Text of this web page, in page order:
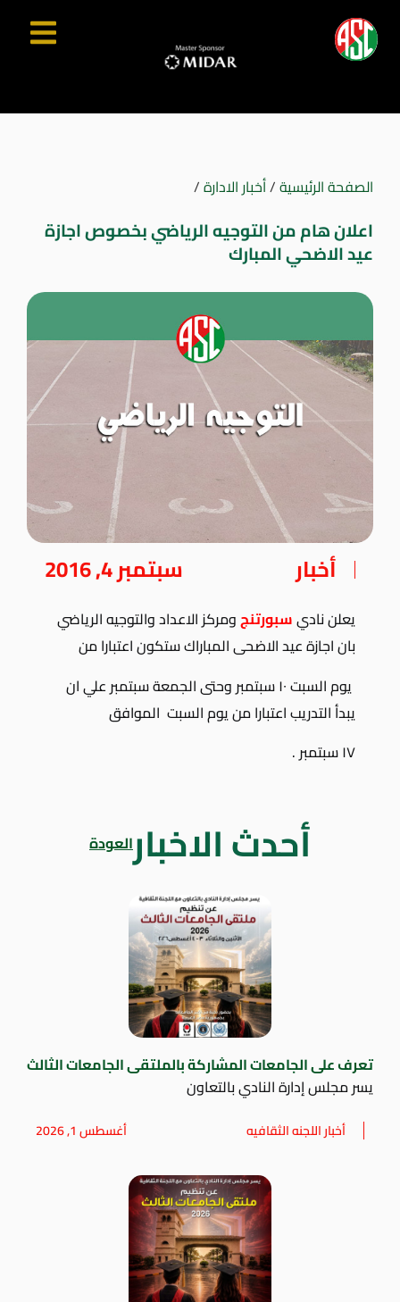
الصفحة الرئيسية/أخبار الادارة/
اعلان هام من التوجيه الرياضي بخصوص اجازة
عيد الاضحي المبارك
أخبار سبتمبر 4, 2016
يعلن ناديسبورتنجومركز الاعداد والتوجيه الرياضي
بان اجازة عيد الاضحى المباراك ستكون اعتبارا من
يوم السبت ١٠ سبتمبر وحتى الجمعة سبتمبر علي ان
يبدأ التدريب اعتبارا من يوم السبت الموافق
١٧ سبتمبر .
أحدث الاخبارالعودة
تعرف على الجامعات المشاركة بالملتقى الجامعات الثالث
يسر مجلس إدارة النادي بالتعاون
أخبار اللجنه الثقافيه أغسطس 1, 2026